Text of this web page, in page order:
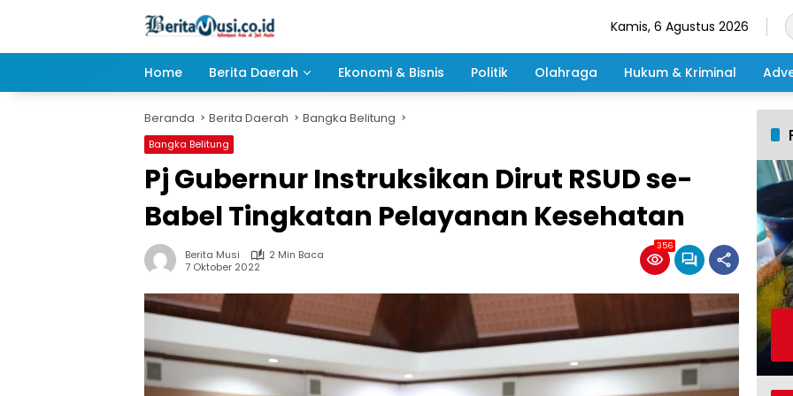
Kamis, 6 Agustus 2026
Home Berita Daerah Ekonomi & Bisnis Politik Olahraga Hukum & Kriminal
Beranda Berita Daerah Bangka Belitung
Bangka Belitung
Pj Gubernur Instruksikan Dirut RSUD se-
Babel Tingkatan Pelayanan Kesehatan
Berita Musi
2 Min Baca
7 Oktober 2022
356